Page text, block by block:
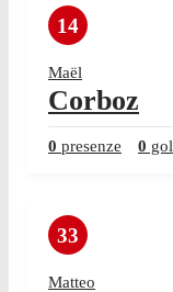
14
Maël
Corboz
0 presenze 0 gol
33
Matteo